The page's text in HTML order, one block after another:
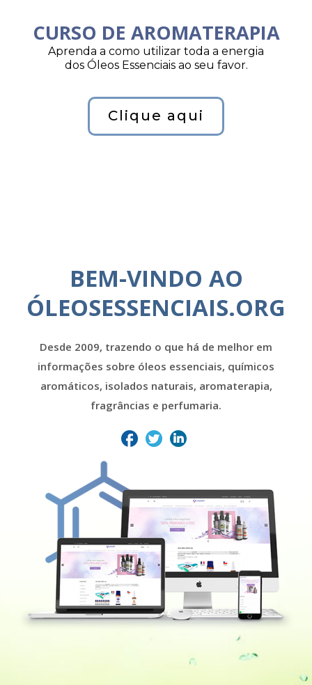
CURSO DE AROMATERAPIA
Aprenda a como utilizar toda a energia
dos Óleos Essenciais ao seu favor.
Clique aqui
BEM-VINDO AO
ÓLEOSESSENCIAIS.ORG
Desde 2009, trazendo o que há de melhor em
informações sobre óleos essenciais, químicos
aromáticos, isolados naturais, aromaterapia,
fragrâncias e perfumaria.